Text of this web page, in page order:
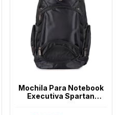
Mochila Para Notebook
Executiva Spartan